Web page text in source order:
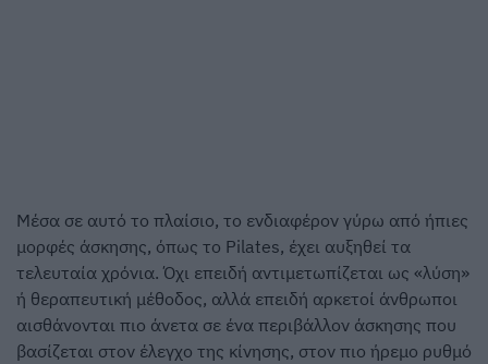
Μέσα σε αυτό το πλαίσιο, το ενδιαφέρον γύρω από ήπιες
μορφές άσκησης, όπως το Pilates, έχει αυξηθεί τα
τελευταία χρόνια. Όχι επειδή αντιμετωπίζεται ως «λύση»
ή θεραπευτική μέθοδος, αλλά επειδή αρκετοί άνθρωποι
αισθάνονται πιο άνετα σε ένα περιβάλλον άσκησης που
βασίζεται στον έλεγχο της κίνησης, στον πιο ήρεμο ρυθμό